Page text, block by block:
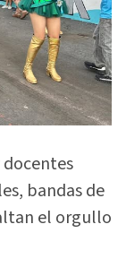
bandas de
el orgullo